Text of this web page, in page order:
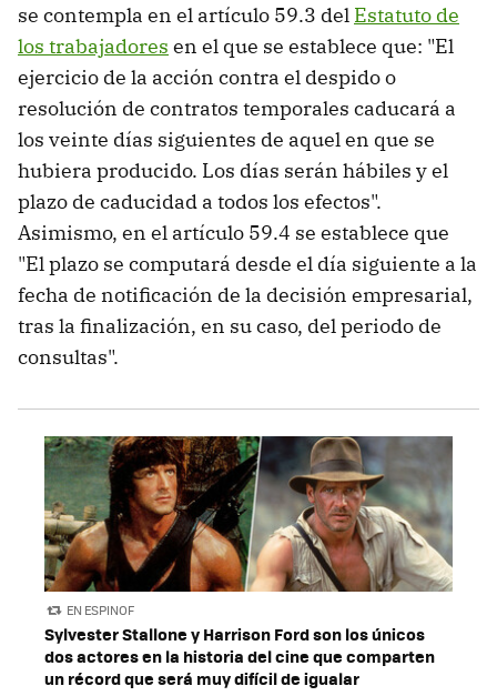
se contempla en el artículo 59.3 del Estatuto de
los trabajadores en el que se establece que: "El
ejercicio de la acción contra el despido o
resolución de contratos temporales caducará a
los veinte días siguientes de aquel en que se
hubiera producido. Los días serán hábiles y el
plazo de caducidad a todos los efectos".
Asimismo, en el artículo 59.4 se establece que
"El plazo se computará desde el día siguiente a la
fecha de notificación de la decisión empresarial,
tras la finalización, en su caso, del periodo de
consultas".
EN ESPINOF
Sylvester Stallone y Harrison Ford son los únicos
dos actores en la historia del cine que comparten
un récord que será muy difícil de igualar